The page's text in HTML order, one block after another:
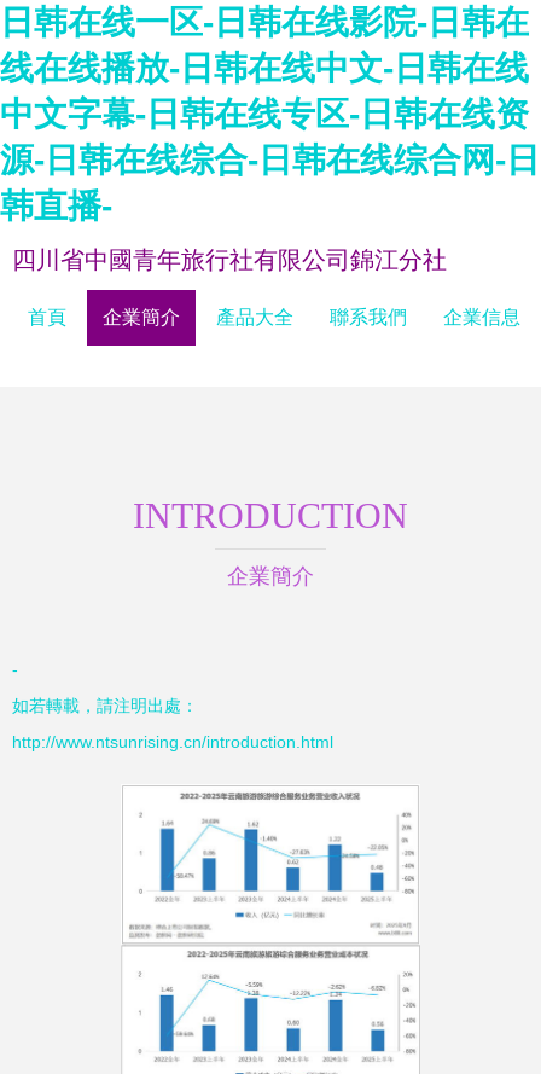
日韩在线一区-日韩在线影院-日韩在
线在线播放-日韩在线中文-日韩在线
中文字幕-日韩在线专区-日韩在线资
源-日韩在线综合-日韩在线综合网-日
韩直播-
四川省中國青年旅行社有限公司錦江分社
首頁 企業簡介 產品大全 聯系我們 企業信息
INTRODUCTION
企業簡介
-
如若轉載，請注明出處：
http://www.ntsunrising.cn/introduction.html